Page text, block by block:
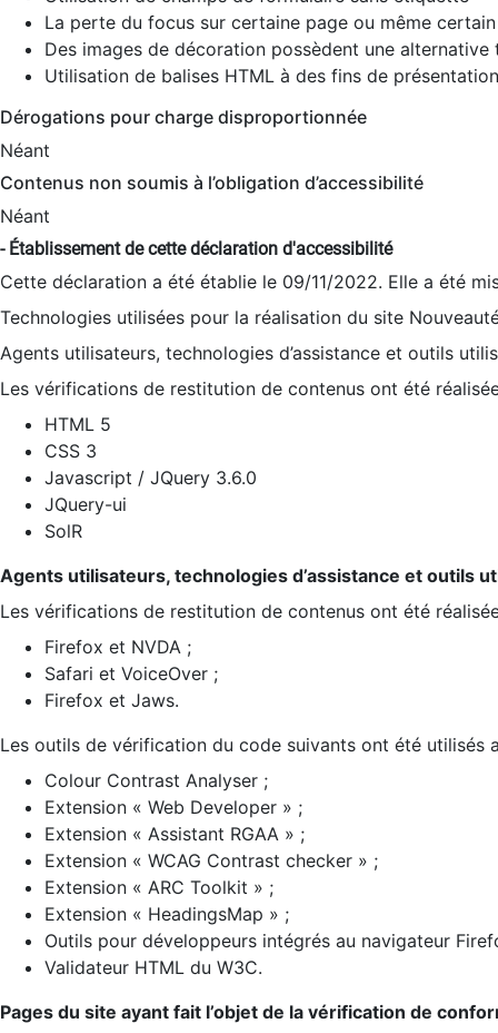
La perte du focus sur certaine page ou même
Des images de décoration possèdent une alternative
Utilisation de balises HTML à des fins de
Dérogations pour charge disproportionnée
Néant
Contenus non soumis à l’obligation d’accessibilité
Néant
- Établissement de cette déclaration d'accessibilité
Cette déclaration a été établie le 09/11/2022. Elle a été
Technologies utilisées pour la réalisation du site
Agents utilisateurs, technologies d’assistance et outils
Les vérifications de restitution de contenus ont été
HTML 5
CSS 3
Javascript / JQuery 3.6.0
JQuery-ui
SolR
Agents utilisateurs, technologies d’assistance et outils
Les vérifications de restitution de contenus ont été
Firefox et NVDA ;
Safari et VoiceOver ;
Firefox et Jaws.
Les outils de vérification du code suivants ont été utilisés
Colour Contrast Analyser ;
Extension « Web Developer » ;
Extension « Assistant RGAA » ;
Extension « WCAG Contrast checker » ;
Extension « ARC Toolkit » ;
Extension « HeadingsMap » ;
Outils pour développeurs intégrés au navigateur
Validateur HTML du W3C.
Pages du site ayant fait l’objet de la vérification de